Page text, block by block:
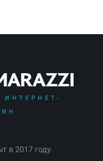
в 2017 году.